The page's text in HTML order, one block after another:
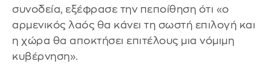
συνοδεία, εξέφρασε την πεποίθηση ότι «ο
αρμενικός λαός θα κάνει τη σωστή επιλογή και
η χώρα θα αποκτήσει επιτέλους μια νόμιμη
κυβέρνηση».